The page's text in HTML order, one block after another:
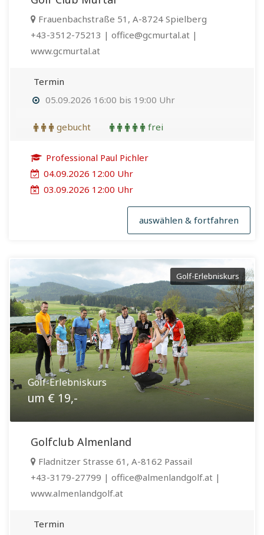
Frauenbachstraße 51, A-8724 Spielberg
+43-3512-75213 | office@gcmurtal.at |
www.gcmurtal.at
Termin
05.09.2026 16:00 bis 19:00 Uhr
gebucht frei
Professional Paul Pichler
04.09.2026 12:00 Uhr
03.09.2026 12:00 Uhr
auswählen & fortfahren
Golf-Erlebniskurs
Golf-Erlebniskurs
um € 19,-
Golfclub Almenland
Fladnitzer Strasse 61, A-8162 Passail
+43-3179-27799 | office@almenlandgolf.at |
www.almenlandgolf.at
Termin